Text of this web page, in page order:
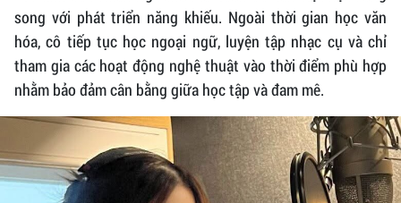
song với phát triển năng khiếu. Ngoài thời gian học văn
hóa, cô tiếp tục học ngoại ngữ, luyện tập nhạc cụ và chỉ
tham gia các hoạt động nghệ thuật vào thời điểm phù hợp
nhằm bảo đảm cân bằng giữa học tập và đam mê.